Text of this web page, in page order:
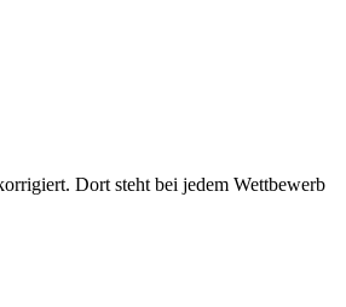
Dort steht bei jedem Wettbewerb